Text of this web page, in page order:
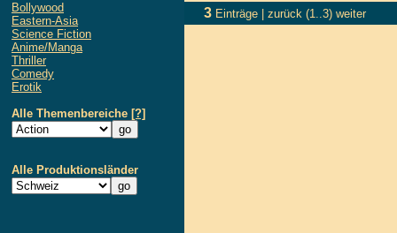
Bollywood
Eastern-Asia
Science Fiction
Anime/Manga
Thriller
Comedy
Erotik
Alle Themenbereiche [?]
Alle Produktionsländer
3 Einträge | zurück (1..3) weiter